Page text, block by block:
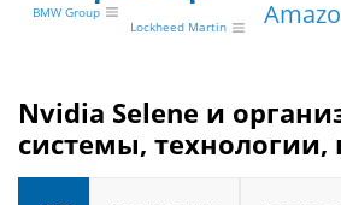
BMW Group
Lockheed Martin
Nvidia Selene и
системы, технологии,